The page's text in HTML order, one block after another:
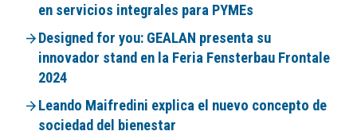
en servicios integrales para PYMEs
Designed for you: GEALAN presenta su
innovador stand en la Feria Fensterbau Frontale
2024
Leando Maifredini explica el nuevo concepto de
sociedad del bienestar